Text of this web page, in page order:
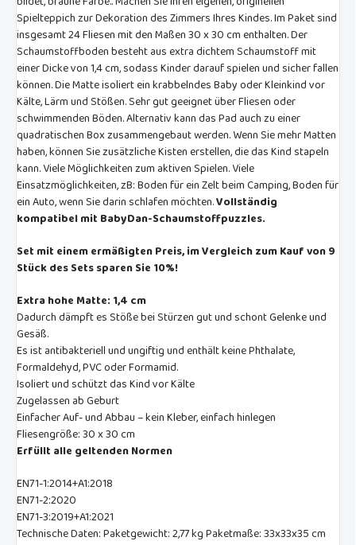
Spielteppich zur Dekoration des Zimmers Ihres Kindes. Im Paket sind
insgesamt 24 Fliesen mit den Maßen 30 x 30 cm enthalten. Der
Schaumstoffboden besteht aus extra dichtem Schaumstoff mit
einer Dicke von 1,4 cm, sodass Kinder darauf spielen und sicher fallen
können. Die Matte isoliert ein krabbelndes Baby oder Kleinkind vor
Kälte, Lärm und Stößen. Sehr gut geeignet über Fliesen oder
schwimmenden Böden. Alternativ kann das Pad auch zu einer
quadratischen Box zusammengebaut werden. Wenn Sie mehr Matten
haben, können Sie zusätzliche Kisten erstellen, die das Kind stapeln
kann. Viele Möglichkeiten zum aktiven Spielen. Viele
Einsatzmöglichkeiten, zB: Boden für ein Zelt beim Camping, Boden für
ein Auto, wenn Sie darin schlafen möchten.Vollständig
kompatibel mit BabyDan-Schaumstoffpuzzles.
Set mit einem ermäßigten Preis, im Vergleich zum Kauf von 9
Stück des Sets sparen Sie 10%!
Extra hohe Matte: 1,4 cm
Dadurch dämpft es Stöße bei Stürzen gut und schont Gelenke und
Gesäß.
Es ist antibakteriell und ungiftig und enthält keine Phthalate,
Formaldehyd, PVC oder Formamid.
Isoliert und schützt das Kind vor Kälte
Zugelassen ab Geburt
Einfacher Auf- und Abbau – kein Kleber, einfach hinlegen
Fliesengröße: 30 x 30 cm
Erfüllt alle geltenden Normen
EN71-1:2014+A1:2018
EN71-2:2020
EN71-3:2019+A1:2021
Technische Daten: Paketgewicht: 2,77 kg Paketmaße: 33x33x35 cm